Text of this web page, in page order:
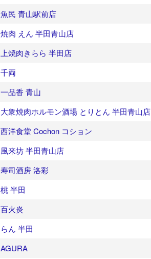
魚民 青山駅前店
焼肉 えん 半田青山店
上焼肉きらら 半田店
千両
一品香 青山
大衆焼肉ホルモン酒場 とりとん 半田青山店
西洋食堂 Cochon コション
風来坊 半田青山店
寿司酒房 洛彩
桃 半田
百火炎
らん 半田
AGURA